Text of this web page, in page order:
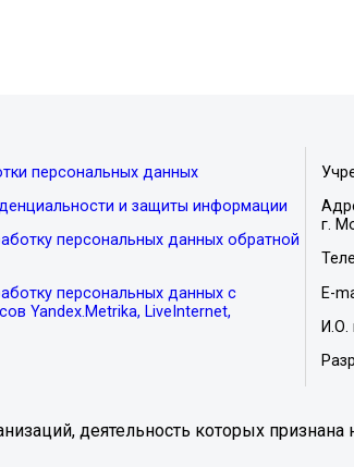
персональных данных
и защиты информации
персональных данных обратной
персональных данных с
Yandex.Metrika, LiveInternet,
г.
E-
И.О.
деятельность которых признана